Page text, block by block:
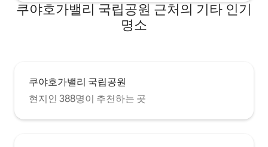
쿠야호가밸리 국립공원 근처의 기타 인기
명소
쿠야호가밸리 국립공원
현지인 388명이 추천하는 곳